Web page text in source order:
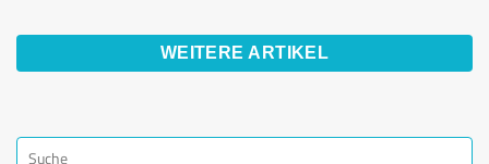
WEITERE ARTIKEL